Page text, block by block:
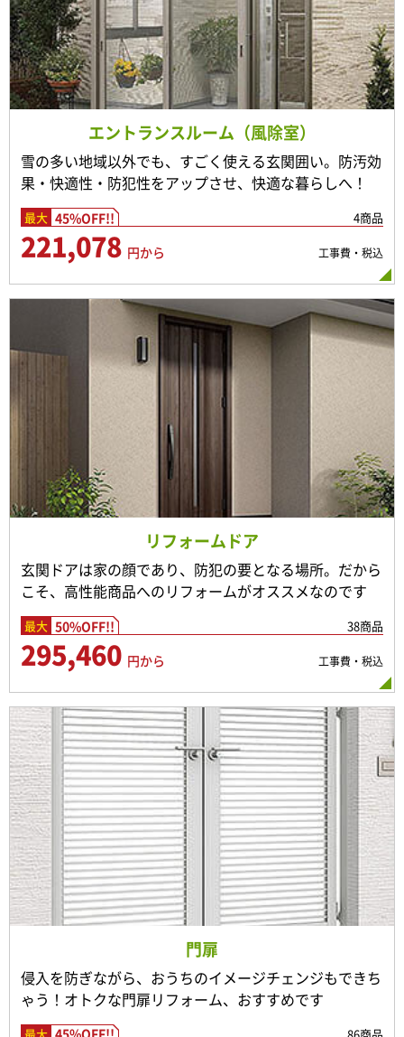
エントランスルーム（風除室）
雪の多い地域以外でも、すごく使える玄関囲い。防汚効
果・快適性・防犯性をアップさせ、快適な暮らしへ！
最大 45%OFF!! 4商品
221,078 円から 工事費・税込
リフォームドア
玄関ドアは家の顔であり、防犯の要となる場所。だから
こそ、高性能商品へのリフォームがオススメなのです
最大 50%OFF!! 38商品
295,460 円から 工事費・税込
門扉
侵入を防ぎながら、おうちのイメージチェンジもできち
ゃう！オトクな門扉リフォーム、おすすめです